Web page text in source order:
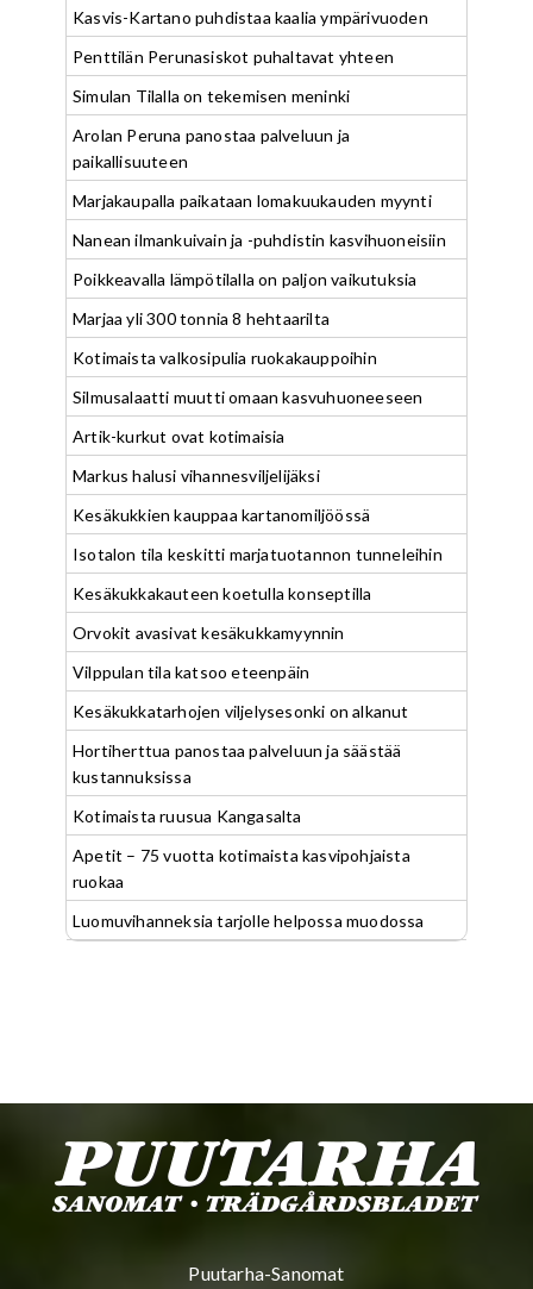
Kasvis-Kartano puhdistaa kaalia ympärivuoden
Penttilän Perunasiskot puhaltavat yhteen
Simulan Tilalla on tekemisen meninki
Arolan Peruna panostaa palveluun ja
paikallisuuteen
Marjakaupalla paikataan lomakuukauden myynti
Nanean ilmankuivain ja -puhdistin kasvihuoneisiin
Poikkeavalla lämpötilalla on paljon vaikutuksia
Marjaa yli 300 tonnia 8 hehtaarilta
Kotimaista valkosipulia ruokakauppoihin
Silmusalaatti muutti omaan kasvuhuoneeseen
Artik-kurkut ovat kotimaisia
Markus halusi vihannesviljelijäksi
Kesäkukkien kauppaa kartanomiljöössä
Isotalon tila keskitti marjatuotannon tunneleihin
Kesäkukkakauteen koetulla konseptilla
Orvokit avasivat kesäkukkamyynnin
Vilppulan tila katsoo eteenpäin
Kesäkukkatarhojen viljelysesonki on alkanut
Hortiherttua panostaa palveluun ja säästää
kustannuksissa
Kotimaista ruusua Kangasalta
Apetit – 75 vuotta kotimaista kasvipohjaista
ruokaa
Luomuvihanneksia tarjolle helpossa muodossa
Puutarha-Sanomat